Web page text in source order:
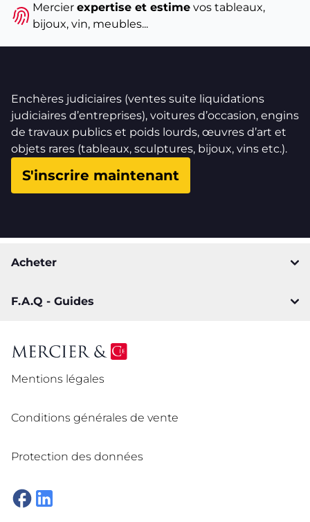
Mercier expertise et estimevos tableaux,
bijoux, vin, meubles...
Enchères judiciaires (ventes suite liquidations
judiciaires d’entreprises), voitures d’occasion, engins
de travaux publics et poids lourds, œuvres d’art et
objets rares (tableaux, sculptures, bijoux, vins etc.).
S'inscrire maintenant
Acheter
F.A.Q - Guides
Mentions légales
Conditions générales de vente
Protection des données